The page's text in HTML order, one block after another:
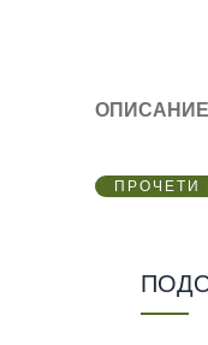
ОПИСАНИЕ
ПРОЧЕТИ